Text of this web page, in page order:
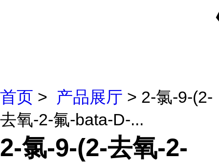
首页 > 产品展厅 > 2-氯-9-(2-
去氧-2-氟-bata-D-...
2-氯-9-(2-去氧-2-